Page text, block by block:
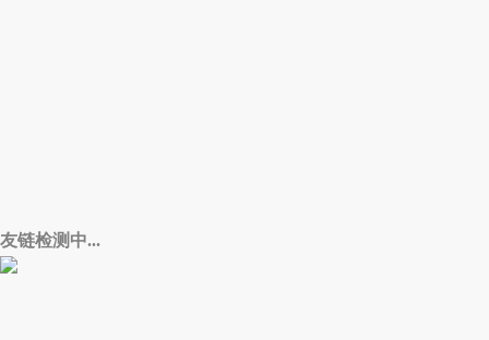
友链检测中...